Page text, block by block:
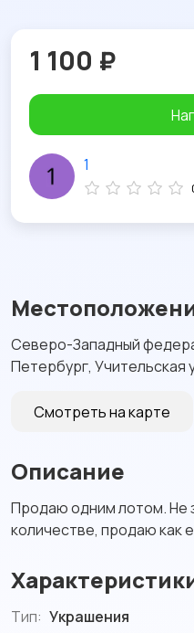
Северо-Западный
Петербург, Учительская
Смотреть на карте
Описание
Продаю одним лотом. Не
количестве, продаю как
Тип: Украшения
1 100 ₽
1